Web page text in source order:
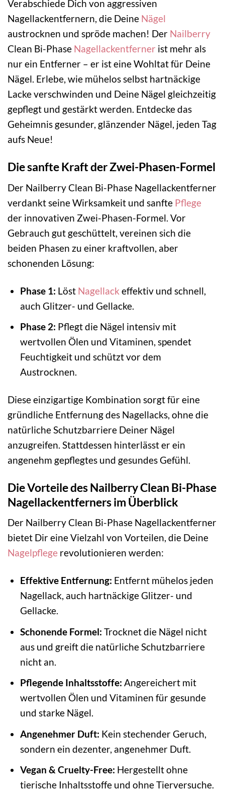
Verabschiede Dich von aggressiven
Nagellackentfernern, die Deine Nägel
austrocknen und spröde machen! Der Nailberry
Clean Bi-Phase Nagellackentferner ist mehr als
nur ein Entferner – er ist eine Wohltat für Deine
Nägel. Erlebe, wie mühelos selbst hartnäckige
Lacke verschwinden und Deine Nägel gleichzeitig
gepflegt und gestärkt werden. Entdecke das
Geheimnis gesunder, glänzender Nägel, jeden Tag
aufs Neue!
Die sanfte Kraft der Zwei-Phasen-Formel
Der Nailberry Clean Bi-Phase Nagellackentferner
verdankt seine Wirksamkeit und sanfte Pflege
der innovativen Zwei-Phasen-Formel. Vor
Gebrauch gut geschüttelt, vereinen sich die
beiden Phasen zu einer kraftvollen, aber
schonenden Lösung:
Phase 1: Löst Nagellack effektiv und schnell,
auch Glitzer- und Gellacke.
Phase 2: Pflegt die Nägel intensiv mit
wertvollen Ölen und Vitaminen, spendet
Feuchtigkeit und schützt vor dem
Austrocknen.
Diese einzigartige Kombination sorgt für eine
gründliche Entfernung des Nagellacks, ohne die
natürliche Schutzbarriere Deiner Nägel
anzugreifen. Stattdessen hinterlässt er ein
angenehm gepflegtes und gesundes Gefühl.
Die Vorteile des Nailberry Clean Bi-Phase
Nagellackentferners im Überblick
Der Nailberry Clean Bi-Phase Nagellackentferner
bietet Dir eine Vielzahl von Vorteilen, die Deine
Nagelpflege revolutionieren werden:
Effektive Entfernung: Entfernt mühelos jeden
Nagellack, auch hartnäckige Glitzer- und
Gellacke.
Schonende Formel: Trocknet die Nägel nicht
aus und greift die natürliche Schutzbarriere
nicht an.
Pflegende Inhaltsstoffe: Angereichert mit
wertvollen Ölen und Vitaminen für gesunde
und starke Nägel.
Angenehmer Duft: Kein stechender Geruch,
sondern ein dezenter, angenehmer Duft.
Vegan & Cruelty-Free: Hergestellt ohne
tierische Inhaltsstoffe und ohne Tierversuche.